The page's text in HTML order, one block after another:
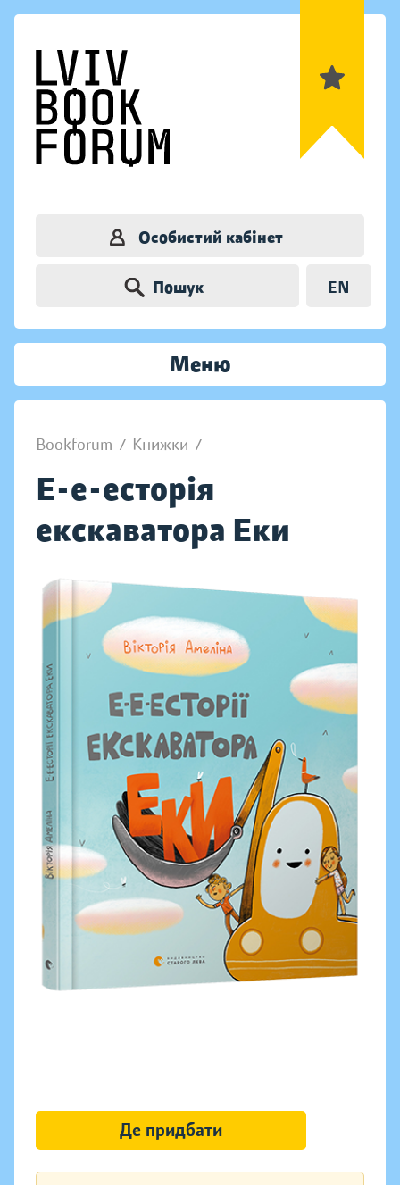
Особистий кабінет
Пошук EN
Меню
Bookforum / Книжки /
Е-е-есторія
екскаватора Еки
Де придбати